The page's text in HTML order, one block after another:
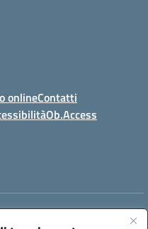
onlineContatti
Ob.Access